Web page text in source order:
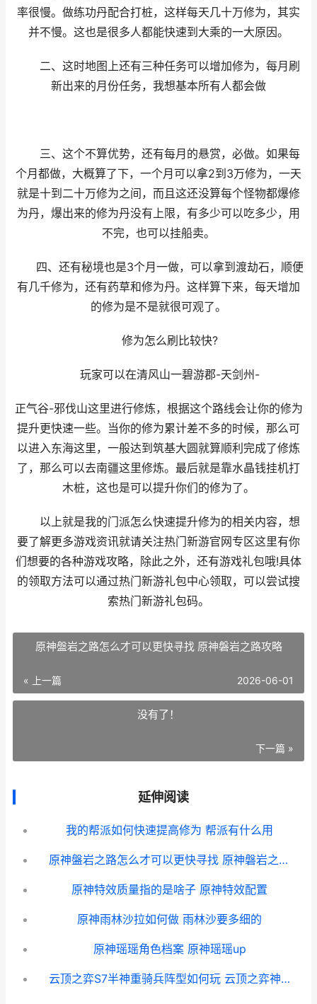
率很慢。做练功丹配合打桩，这样每天几十万修为，其实
并不慢。这也是很多人都能快速到大乘的一大原因。
二、这时地图上还有三种任务可以增加修为，每月刷
新出来的月份任务，我想基本所有人都会做
三、这个不算优势，还有每月的悬赏，必做。如果每
个月都做，大概算了下，一个月可以拿2到3万修为，一天
就是十到二十万修为之间，而且这还没算每个怪物都爆修
为丹，爆出来的修为丹没有上限，有多少可以吃多少，用
不完，也可以挂船卖。
四、还有秘境也是3个月一做，可以拿到渡劫石，顺便
有几千修为，还有药草和修为丹。这样算下来，每天增加
的修为是不是就很可观了。
修为怎么刷比较快?
玩家可以在清风山一碧游郡-天剑州-
正气谷-邪伐山这里进行修炼，根据这个路线会让你的修为
提升更快速一些。当你的修为累计差不多的时候，那么可
以进入东海这里，一般达到筑基大圆就算顺利完成了修炼
了，那么可以去南疆这里修炼。最后就是靠水晶钱挂机打
木桩，这也是可以提升你们的修为了。
以上就是我的门派怎么快速提升修为的相关内容，想
要了解更多游戏资讯就请关注热门新游官网专区这里有你
们想要的各种游戏攻略，除此之外，还有游戏礼包哦!具体
的领取方法可以通过热门新游礼包中心领取，可以尝试搜
索热门新游礼包码。
原神盤岩之路怎么才可以更快寻找 原神磐岩之路攻略
« 上一篇 2026-06-01
没有了！
下一篇 »
延伸阅读
我的帮派如何快速提高修为 帮派有什么用
原神盤岩之路怎么才可以更快寻找 原神磐岩之路攻略
原神特效质量指的是啥子 原神特效配置
原神雨林沙拉如何做 雨林沙要多细的
原神瑶瑶角色档案 原神瑶瑶up
云顶之弈S7半神重骑兵阵型如何玩 云顶之弈神s5